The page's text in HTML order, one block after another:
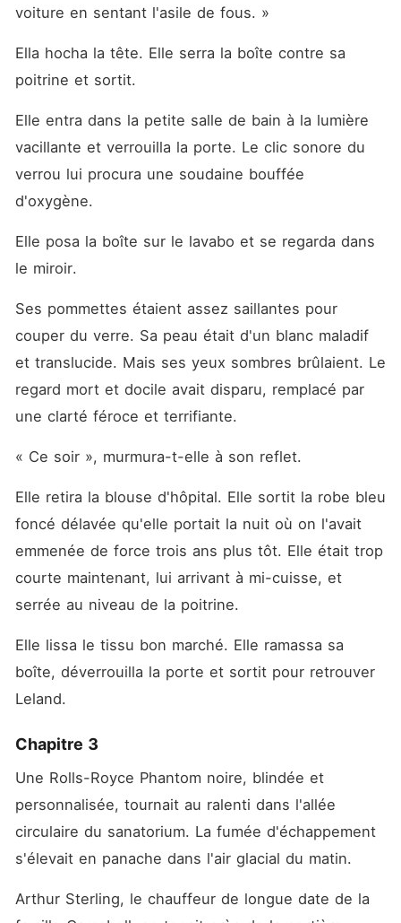
voiture en sentant l'asile de fous. »
Ella hocha la tête. Elle serra la boîte contre sa
poitrine et sortit.
Elle entra dans la petite salle de bain à la lumière
vacillante et verrouilla la porte. Le clic sonore du
verrou lui procura une soudaine bouffée
d'oxygène.
Elle posa la boîte sur le lavabo et se regarda dans
le miroir.
Ses pommettes étaient assez saillantes pour
couper du verre. Sa peau était d'un blanc maladif
et translucide. Mais ses yeux sombres brûlaient. Le
regard mort et docile avait disparu, remplacé par
une clarté féroce et terrifiante.
« Ce soir », murmura-t-elle à son reflet.
Elle retira la blouse d'hôpital. Elle sortit la robe bleu
foncé délavée qu'elle portait la nuit où on l'avait
emmenée de force trois ans plus tôt. Elle était trop
courte maintenant, lui arrivant à mi-cuisse, et
serrée au niveau de la poitrine.
Elle lissa le tissu bon marché. Elle ramassa sa
boîte, déverrouilla la porte et sortit pour retrouver
Leland.
Chapitre 3
Une Rolls-Royce Phantom noire, blindée et
personnalisée, tournait au ralenti dans l'allée
circulaire du sanatorium. La fumée d'échappement
s'élevait en panache dans l'air glacial du matin.
Arthur Sterling, le chauffeur de longue date de la